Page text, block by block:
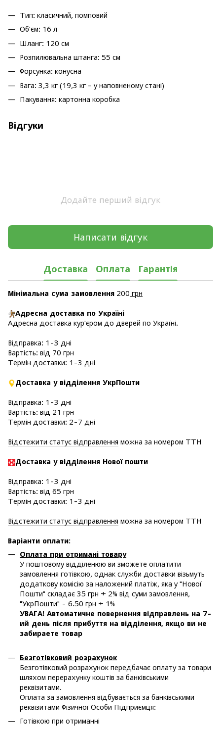
Тип: класичний, помповий
Об'єм: 16 л
Шланг: 120 см
Розпилювальна штанга: 55 см
Форсунка: конусна
Вага: 3,3 кг (19,3 кг – у наповненому стані)
Пакування: картонна коробка
Відгуки
Додайте перший відгук
Написати відгук
Доставка Оплата Гарантія
Мінімальна сума замовлення 200 грн
Адресна доставка по Україні
Адресна доставка кур'єром до дверей по Україні.
Відправка: 1-3 дні
Вартість: від 70 грн
Термін доставки: 1-3 дні
Доставка у відділення УкрПошти
Відправка: 1-3 дні
Вартість: від 21 грн
Термін доставки: 2-7 дні
Відстежити статус відправлення можна за номером ТТН
Доставка у відділення Нової пошти
Відправка: 1-3 дні
Вартість: від 65 грн
Термін доставки: 1-3 дні
Відстежити статус відправлення можна за номером ТТН
Варіанти оплати:
Оплата при отримані товару
У поштовому відділенюю ви зможете оплатити
замовлення готівкою, однак служби доставки візьмуть
додаткову комісію за наложений платіж, яка у "Нової
Пошти" складає 35 грн + 2% від суми замовлення,
"УкрПошти" - 6.50 грн + 1%
УВАГА! Автоматичне повернення відправлень на 7-
ий день після прибуття на відділення, якщо ви не
забираете товар
Безготівковий розрахунок
Безготівковий розрахунок передбачає оплату за товари
шляхом перерахунку коштів за банківськими
реквізитами.
Оплата за замовлення відбувається за банківськими
реквізитами Фізичної Особи Підприємця:
Готівкою при отриманні